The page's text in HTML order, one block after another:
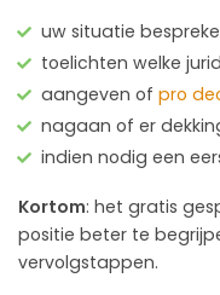
uw situatie
toelichten welke
aangeven of pro
nagaan of er
indien nodig een
Kortom: het gratis
positie beter te
vervolgstappen.